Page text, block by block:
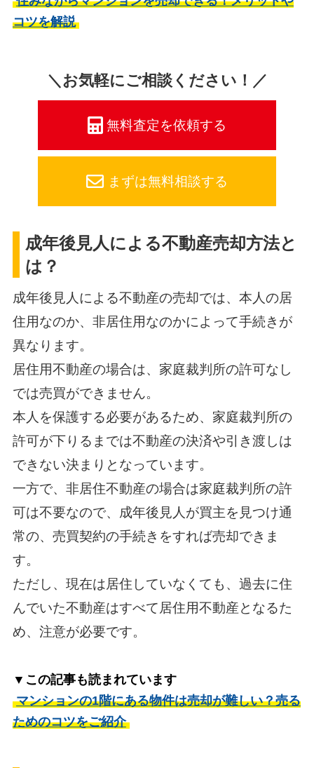
コツを解説
＼お気軽にご相談ください！／
無料査定を依頼する
まずは無料相談する
成年後見人による不動産売却方法と
は？
成年後見人による不動産の売却では、本人の居
住用なのか、非居住用なのかによって手続きが
異なります。
居住用不動産の場合は、家庭裁判所の許可なし
では売買ができません。
本人を保護する必要があるため、家庭裁判所の
許可が下りるまでは不動産の決済や引き渡しは
できない決まりとなっています。
一方で、非居住不動産の場合は家庭裁判所の許
可は不要なので、成年後見人が買主を見つけ通
常の、売買契約の手続きをすれば売却できま
す。
ただし、現在は居住していなくても、過去に住
んでいた不動産はすべて居住用不動産となるた
め、注意が必要です。
▼この記事も読まれています
マンションの1階にある物件は売却が難しい？売る
ためのコツをご紹介